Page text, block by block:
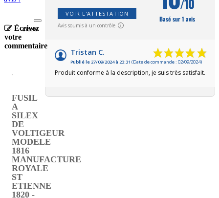
VOIR L'ATTESTATION
Avis soumis à un contrôle
Basé sur 1 avis
Tristan C.
Publié le 27/09/2024 à 23:31 (Date de commande : 02/09/2024)
Produit conforme à la description, je suis très satisfait.
Écrivez
votre
commentaire
close
FUSIL
A
SILEX
DE
VOLTIGEUR
MODELE
1816
MANUFACTURE
ROYALE
ST
ETIENNE
1820 -